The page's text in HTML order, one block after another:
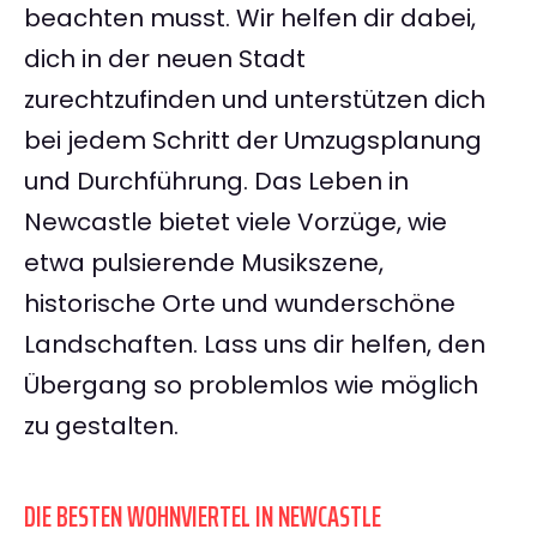
beachten musst. Wir helfen dir dabei,
dich in der neuen Stadt
zurechtzufinden und unterstützen dich
bei jedem Schritt der Umzugsplanung
und Durchführung. Das Leben in
Newcastle bietet viele Vorzüge, wie
etwa pulsierende Musikszene,
historische Orte und wunderschöne
Landschaften. Lass uns dir helfen, den
Übergang so problemlos wie möglich
zu gestalten.
DIE BESTEN WOHNVIERTEL IN NEWCASTLE